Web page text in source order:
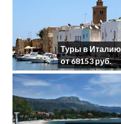
Туры в Италию
от 68153 руб.